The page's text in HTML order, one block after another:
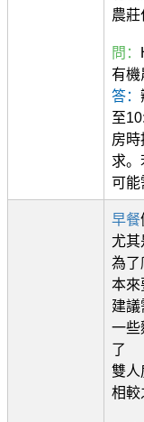
農莊
問：
有機
答：
至
房時
求。
可能
早餐
尤其
為了
本來
建
一些
了
雙人
相較